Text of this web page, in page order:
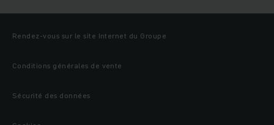
Rendez-vous sur le site Internet du Groupe
Conditions générales de vente
Sécurité des données